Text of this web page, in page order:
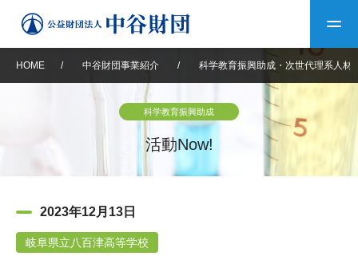
中谷財団について
設立趣意書
中谷財団事業紹介中谷財団動画紹介
HOME / 中谷財団事業紹介 / 科学教育振興助成・次世代理系人材
科学教育振興助成
活動Now!
2023年12月13日
岐阜県立八百津高等学校